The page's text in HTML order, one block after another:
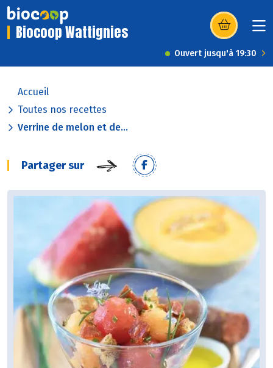
Biocoop Wattignies (s’ouvre dans
Ouvert jusqu'à 19:30
Accueil
Toutes nos recettes
Verrine de melon et de...
Partager sur